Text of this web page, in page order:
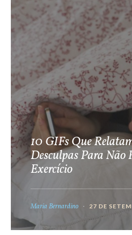
10 GIFs Que
Desculpas Para Não
Exercício
Maria Bernardino 27 DE